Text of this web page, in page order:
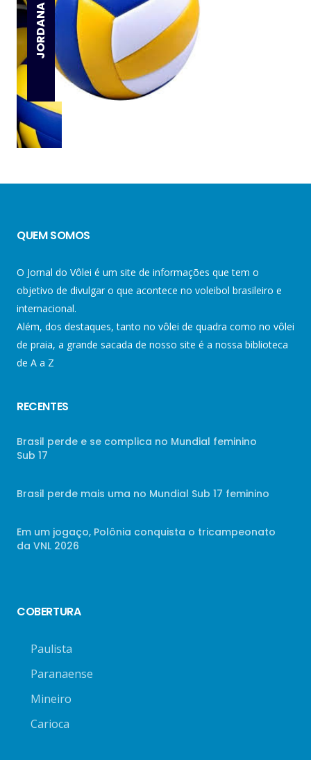
QUEM SOMOS
O Jornal do Vôlei é um site de informações que tem o
objetivo de divulgar o que acontece no voleibol brasileiro e
internacional.
Além, dos destaques, tanto no vôlei de quadra como no vôlei
de praia, a grande sacada de nosso site é a nossa biblioteca
de A a Z
RECENTES
Brasil perde e se complica no Mundial feminino
Sub 17
Brasil perde mais uma no Mundial Sub 17 feminino
Em um jogaço, Polônia conquista o tricampeonato
da VNL 2026
COBERTURA
Paulista
Paranaense
Mineiro
Carioca